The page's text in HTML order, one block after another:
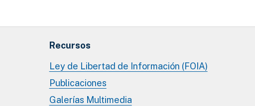
Recursos
Ley de Libertad de Información (FOIA)
Publicaciones
Galerías Multimedia